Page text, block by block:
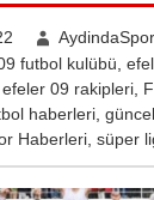
futbol kulübü ,
,efeler 09 rakipleri
haberleri ,
Haberleri ,süper